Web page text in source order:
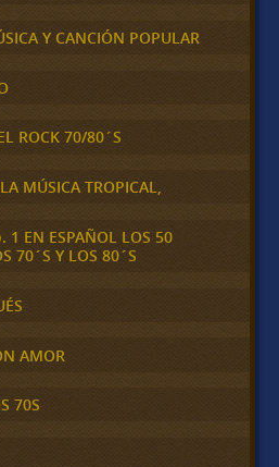
Y CANCIÓN POPULAR
ROCK 70/80´S
MÚSICA TROPICAL,
1 EN ESPAÑOL LOS 50
70´S Y LOS 80´S
AMOR
70S